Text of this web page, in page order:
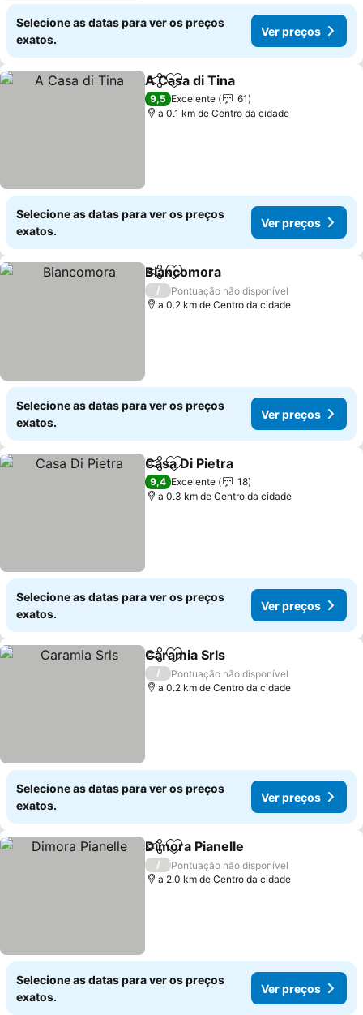
Selecione as datas para ver os preços
exatos.
Ver preços
PartilharAdicionar aos favoritos
A Casa di Tina
9,5 Excelente
61
a 0.1 km de Centro da cidade
Selecione as datas para ver os preços
exatos.
Ver preços
PartilharAdicionar aos favoritos
Biancomora
/
Pontuação não disponível
a 0.2 km de Centro da cidade
Selecione as datas para ver os preços
exatos.
Ver preços
PartilharAdicionar aos favoritos
Casa Di Pietra
9,4 Excelente
18
a 0.3 km de Centro da cidade
Selecione as datas para ver os preços
exatos.
Ver preços
PartilharAdicionar aos favoritos
Caramia Srls
/
Pontuação não disponível
a 0.2 km de Centro da cidade
Selecione as datas para ver os preços
exatos.
Ver preços
PartilharAdicionar aos favoritos
Dimora Pianelle
/
Pontuação não disponível
a 2.0 km de Centro da cidade
Selecione as datas para ver os preços
exatos.
Ver preços